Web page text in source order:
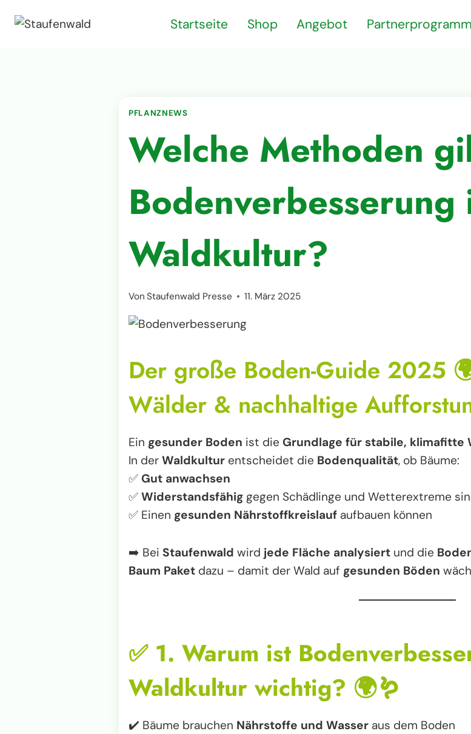
Inhalt
Startseite Shop Angebot Partnerprogramm
PFLANZNEWS
Welche Methoden
Waldkultur?
Von Staufenwald Presse 11. März 2025
Der große Boden-Guide 2025
Wälder & nachhaltige
Ein gesunder Boden ist die Grundlage für stabile, klimafitte
In der Waldkultur entscheidet die Bodenqualität, ob Bäume:
✅ Gut anwachsen
✅ Widerstandsfähig gegen Schädlinge und Wetterextreme
✅ Einen gesunden Nährstoffkreislauf aufbauen können
➡️ Bei Staufenwald wird jede Fläche analysiert und die
Baum Paket dazu – damit der Wald auf gesunden Böden
✅ 1. Warum ist
Waldkultur wichtig? 🌍🪱
✔️ Bäume brauchen Nährstoffe und Wasser aus dem Boden